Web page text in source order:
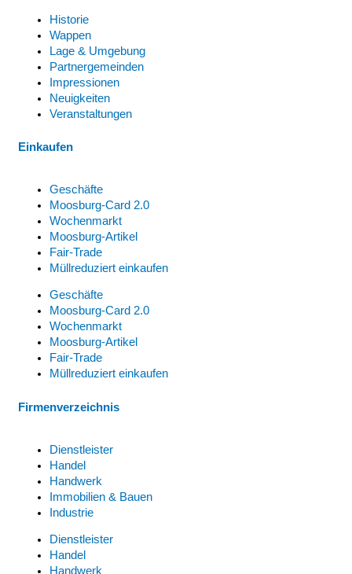
Historie
Wappen
Lage & Umgebung
Partnergemeinden
Impressionen
Neuigkeiten
Veranstaltungen
Einkaufen
Geschäfte
Moosburg-Card 2.0
Wochenmarkt
Moosburg-Artikel
Fair-Trade
Müllreduziert einkaufen
Geschäfte
Moosburg-Card 2.0
Wochenmarkt
Moosburg-Artikel
Fair-Trade
Müllreduziert einkaufen
Firmenverzeichnis
Dienstleister
Handel
Handwerk
Immobilien & Bauen
Industrie
Dienstleister
Handel
Handwerk